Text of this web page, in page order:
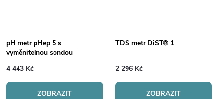
pH metr pHep 5 s
vyměnitelnou sondou
4 443 Kč
ZOBRAZIT
TDS metr DiST® 1
2 296 Kč
ZOBRAZIT